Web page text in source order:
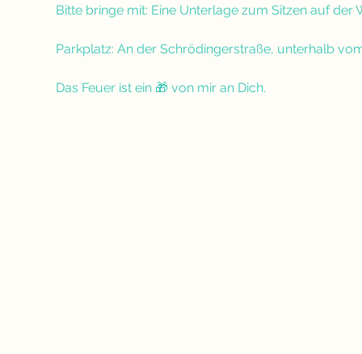
Bitte bringe mit: Eine Unterlage zum Sitzen auf
Parkplatz: An der Schrödingerstraße, unterhalb
Das Feuer ist ein 🎁 von mir an Dich.